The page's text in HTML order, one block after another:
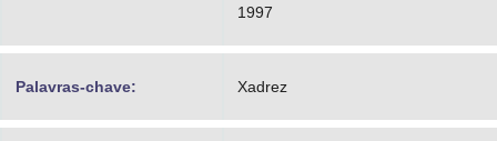
1997
Palavras-chave: Xadrez